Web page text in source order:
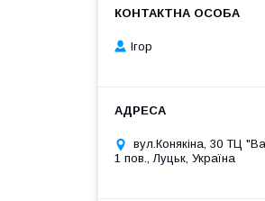
Ігор
вул.Конякіна, 30 ТЦ
1 пов., Луцьк, Україна